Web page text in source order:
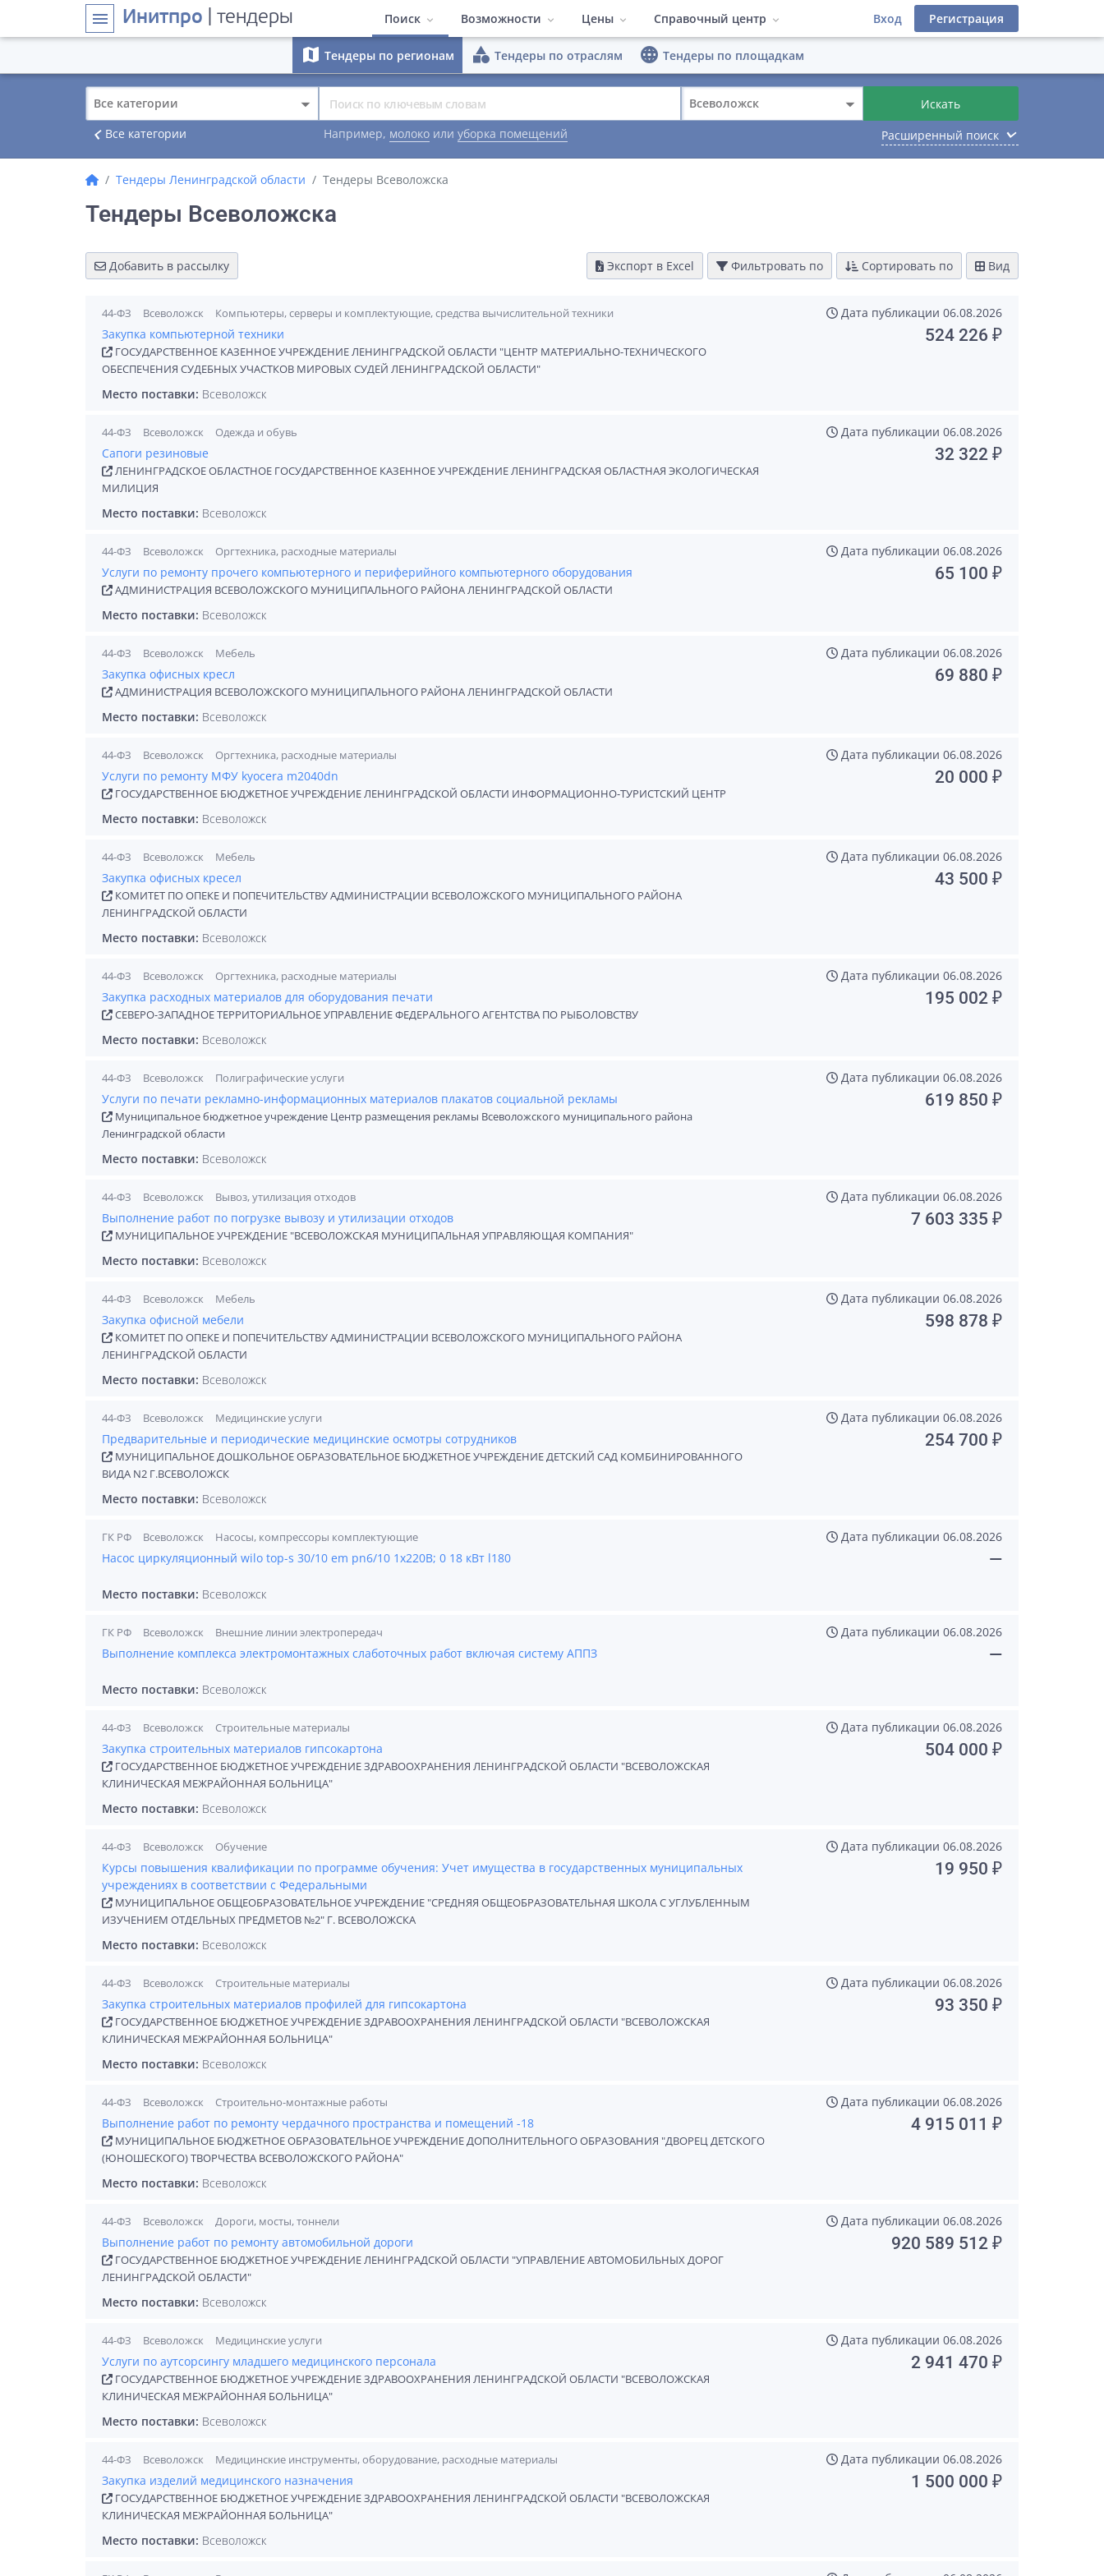
menu Инитпро | тендеры Поиск
Тендеры по регионам Тендеры по отраслям
Тендеры по площадкам
Возможности
Быстрый поиск Расширенные фильтры
Конкуренты Заказчики
Работа в команде Гибкий интерфейс
Цены
ПО Система поиска тендеров
Лицензионный договор
Справочный центр
Полезные материалы
Видеоматериалы
Вход Регистрация
map Тендеры по регионам category Тендеры по отраслям language Тендеры по площадкам
Все категории Всеволожск Искать
navigate_before Все категории Например, молоко или уборка помещений Расширенный поиск keyboard_arrow_down
Тендеры Ленинградской области Тендеры Всеволожска
Тендеры Всеволожска
Добавить в рассылку Экспорт в Excel Фильтровать по Сортировать по Вид
44-ФЗ Всеволожск Компьютеры, серверы и комплектующие, средства вычислительной техники Дата публикации 06.08.2026
Закупка компьютерной техники
ГОСУДАРСТВЕННОЕ КАЗЕННОЕ УЧРЕЖДЕНИЕ ЛЕНИНГРАДСКОЙ ОБЛАСТИ "ЦЕНТР МАТЕРИАЛЬНО-ТЕХНИЧЕСКОГО
ОБЕСПЕЧЕНИЯ СУДЕБНЫХ УЧАСТКОВ МИРОВЫХ СУДЕЙ ЛЕНИНГРАДСКОЙ ОБЛАСТИ"
524 226 ₽
Место поставки: Всеволожск
44-ФЗ Всеволожск Одежда и обувь Дата публикации 06.08.2026
Сапоги резиновые
ЛЕНИНГРАДСКОЕ ОБЛАСТНОЕ ГОСУДАРСТВЕННОЕ КАЗЕННОЕ УЧРЕЖДЕНИЕ ЛЕНИНГРАДСКАЯ ОБЛАСТНАЯ ЭКОЛОГИЧЕСКАЯ
МИЛИЦИЯ
32 322 ₽
Место поставки: Всеволожск
44-ФЗ Всеволожск Оргтехника, расходные материалы Дата публикации 06.08.2026
Услуги по ремонту прочего компьютерного и периферийного компьютерного оборудования
АДМИНИСТРАЦИЯ ВСЕВОЛОЖСКОГО МУНИЦИПАЛЬНОГО РАЙОНА ЛЕНИНГРАДСКОЙ ОБЛАСТИ
65 100 ₽
Место поставки: Всеволожск
44-ФЗ Всеволожск Мебель Дата публикации 06.08.2026
Закупка офисных кресл
АДМИНИСТРАЦИЯ ВСЕВОЛОЖСКОГО МУНИЦИПАЛЬНОГО РАЙОНА ЛЕНИНГРАДСКОЙ ОБЛАСТИ
69 880 ₽
Место поставки: Всеволожск
44-ФЗ Всеволожск Оргтехника, расходные материалы Дата публикации 06.08.2026
Услуги по ремонту МФУ kyocera m2040dn
ГОСУДАРСТВЕННОЕ БЮДЖЕТНОЕ УЧРЕЖДЕНИЕ ЛЕНИНГРАДСКОЙ ОБЛАСТИ ИНФОРМАЦИОННО-ТУРИСТСКИЙ ЦЕНТР
20 000 ₽
Место поставки: Всеволожск
44-ФЗ Всеволожск Мебель Дата публикации 06.08.2026
Закупка офисных кресел
КОМИТЕТ ПО ОПЕКЕ И ПОПЕЧИТЕЛЬСТВУ АДМИНИСТРАЦИИ ВСЕВОЛОЖСКОГО МУНИЦИПАЛЬНОГО РАЙОНА
ЛЕНИНГРАДСКОЙ ОБЛАСТИ
43 500 ₽
Место поставки: Всеволожск
44-ФЗ Всеволожск Оргтехника, расходные материалы Дата публикации 06.08.2026
Закупка расходных материалов для оборудования печати
СЕВЕРО-ЗАПАДНОЕ ТЕРРИТОРИАЛЬНОЕ УПРАВЛЕНИЕ ФЕДЕРАЛЬНОГО АГЕНТСТВА ПО РЫБОЛОВСТВУ
195 002 ₽
Место поставки: Всеволожск
44-ФЗ Всеволожск Полиграфические услуги Дата публикации 06.08.2026
Услуги по печати рекламно-информационных материалов плакатов социальной рекламы
Муниципальное бюджетное учреждение Центр размещения рекламы Всеволожского муниципального района
Ленинградской области
619 850 ₽
Место поставки: Всеволожск
44-ФЗ Всеволожск Вывоз, утилизация отходов Дата публикации 06.08.2026
Выполнение работ по погрузке вывозу и утилизации отходов
МУНИЦИПАЛЬНОЕ УЧРЕЖДЕНИЕ "ВСЕВОЛОЖСКАЯ МУНИЦИПАЛЬНАЯ УПРАВЛЯЮЩАЯ КОМПАНИЯ"
7 603 335 ₽
Место поставки: Всеволожск
44-ФЗ Всеволожск Мебель Дата публикации 06.08.2026
Закупка офисной мебели
КОМИТЕТ ПО ОПЕКЕ И ПОПЕЧИТЕЛЬСТВУ АДМИНИСТРАЦИИ ВСЕВОЛОЖСКОГО МУНИЦИПАЛЬНОГО РАЙОНА
ЛЕНИНГРАДСКОЙ ОБЛАСТИ
598 878 ₽
Место поставки: Всеволожск
44-ФЗ Всеволожск Медицинские услуги Дата публикации 06.08.2026
Предварительные и периодические медицинские осмотры сотрудников
МУНИЦИПАЛЬНОЕ ДОШКОЛЬНОЕ ОБРАЗОВАТЕЛЬНОЕ БЮДЖЕТНОЕ УЧРЕЖДЕНИЕ ДЕТСКИЙ САД КОМБИНИРОВАННОГО
ВИДА N2 Г.ВСЕВОЛОЖСК
254 700 ₽
Место поставки: Всеволожск
ГК РФ Всеволожск Насосы, компрессоры комплектующие Дата публикации 06.08.2026
Насос циркуляционный wilo top-s 30/10 em pn6/10 1х220В; 0 18 кВт l180
—
Место поставки: Всеволожск
ГК РФ Всеволожск Внешние линии электропередач Дата публикации 06.08.2026
Выполнение комплекса электромонтажных слаботочных работ включая систему АППЗ
—
Место поставки: Всеволожск
44-ФЗ Всеволожск Строительные материалы Дата публикации 06.08.2026
Закупка строительных материалов гипсокартона
ГОСУДАРСТВЕННОЕ БЮДЖЕТНОЕ УЧРЕЖДЕНИЕ ЗДРАВООХРАНЕНИЯ ЛЕНИНГРАДСКОЙ ОБЛАСТИ "ВСЕВОЛОЖСКАЯ
КЛИНИЧЕСКАЯ МЕЖРАЙОННАЯ БОЛЬНИЦА"
504 000 ₽
Место поставки: Всеволожск
44-ФЗ Всеволожск Обучение Дата публикации 06.08.2026
Курсы повышения квалификации по программе обучения: Учет имущества в государственных муниципальных
учреждениях в соответствии с Федеральными
МУНИЦИПАЛЬНОЕ ОБЩЕОБРАЗОВАТЕЛЬНОЕ УЧРЕЖДЕНИЕ "СРЕДНЯЯ ОБЩЕОБРАЗОВАТЕЛЬНАЯ ШКОЛА С УГЛУБЛЕННЫМ
ИЗУЧЕНИЕМ ОТДЕЛЬНЫХ ПРЕДМЕТОВ №2" Г. ВСЕВОЛОЖСКА
19 950 ₽
Место поставки: Всеволожск
44-ФЗ Всеволожск Строительные материалы Дата публикации 06.08.2026
Закупка строительных материалов профилей для гипсокартона
ГОСУДАРСТВЕННОЕ БЮДЖЕТНОЕ УЧРЕЖДЕНИЕ ЗДРАВООХРАНЕНИЯ ЛЕНИНГРАДСКОЙ ОБЛАСТИ "ВСЕВОЛОЖСКАЯ
КЛИНИЧЕСКАЯ МЕЖРАЙОННАЯ БОЛЬНИЦА"
93 350 ₽
Место поставки: Всеволожск
44-ФЗ Всеволожск Строительно-монтажные работы Дата публикации 06.08.2026
Выполнение работ по ремонту чердачного пространства и помещений -18
МУНИЦИПАЛЬНОЕ БЮДЖЕТНОЕ ОБРАЗОВАТЕЛЬНОЕ УЧРЕЖДЕНИЕ ДОПОЛНИТЕЛЬНОГО ОБРАЗОВАНИЯ "ДВОРЕЦ ДЕТСКОГО
(ЮНОШЕСКОГО) ТВОРЧЕСТВА ВСЕВОЛОЖСКОГО РАЙОНА"
4 915 011 ₽
Место поставки: Всеволожск
44-ФЗ Всеволожск Дороги, мосты, тоннели Дата публикации 06.08.2026
Выполнение работ по ремонту автомобильной дороги
ГОСУДАРСТВЕННОЕ БЮДЖЕТНОЕ УЧРЕЖДЕНИЕ ЛЕНИНГРАДСКОЙ ОБЛАСТИ "УПРАВЛЕНИЕ АВТОМОБИЛЬНЫХ ДОРОГ
ЛЕНИНГРАДСКОЙ ОБЛАСТИ"
920 589 512 ₽
Место поставки: Всеволожск
44-ФЗ Всеволожск Медицинские услуги Дата публикации 06.08.2026
Услуги по аутсорсингу младшего медицинского персонала
ГОСУДАРСТВЕННОЕ БЮДЖЕТНОЕ УЧРЕЖДЕНИЕ ЗДРАВООХРАНЕНИЯ ЛЕНИНГРАДСКОЙ ОБЛАСТИ "ВСЕВОЛОЖСКАЯ
КЛИНИЧЕСКАЯ МЕЖРАЙОННАЯ БОЛЬНИЦА"
2 941 470 ₽
Место поставки: Всеволожск
44-ФЗ Всеволожск Медицинские инструменты, оборудование, расходные материалы Дата публикации 06.08.2026
Закупка изделий медицинского назначения
ГОСУДАРСТВЕННОЕ БЮДЖЕТНОЕ УЧРЕЖДЕНИЕ ЗДРАВООХРАНЕНИЯ ЛЕНИНГРАДСКОЙ ОБЛАСТИ "ВСЕВОЛОЖСКАЯ
КЛИНИЧЕСКАЯ МЕЖРАЙОННАЯ БОЛЬНИЦА"
1 500 000 ₽
Место поставки: Всеволожск